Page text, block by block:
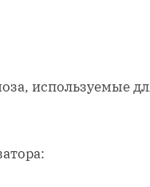
используемые